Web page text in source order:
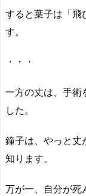
すると葉子は「飛
す。
・・・
一方の丈は、手術
した。
鐘子は、やっと丈
知ります。
万が一、自分が死